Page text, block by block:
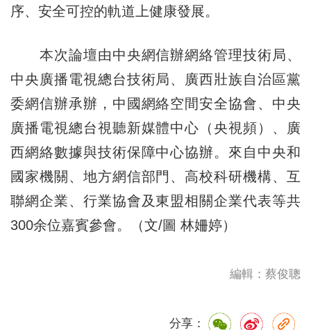
序、安全可控的軌道上健康發展。
本次論壇由中央網信辦網絡管理技術局、
中央廣播電視總台技術局、廣西壯族自治區黨
委網信辦承辦，中國網絡空間安全協會、中央
廣播電視總台視聽新媒體中心（央視頻）、廣
西網絡數據與技術保障中心協辦。來自中央和
國家機關、地方網信部門、高校科研機構、互
聯網企業、行業協會及東盟相關企業代表等共
300余位嘉賓參會。（文/圖 林姍婷）
編輯：蔡俊聰
分享：